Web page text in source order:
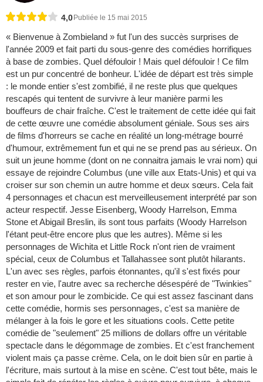
4,0 Publiée le 15 mai 2015
« Bienvenue à Zombieland » fut l'un des succès surprises de
l'année 2009 et fait parti du sous-genre des comédies horrifiques
à base de zombies. Quel défouloir ! Mais quel défouloir ! Ce film
est un pur concentré de bonheur. L'idée de départ est très simple
: le monde entier s'est zombifié, il ne reste plus que quelques
rescapés qui tentent de survivre à leur manière parmi les
bouffeurs de chair fraîche. C'est le traitement de cette idée qui fait
de cette œuvre une comédie absolument géniale. Sous ses airs
de films d'horreurs se cache en réalité un long-métrage bourré
d'humour, extrêmement fun et qui ne se prend pas au sérieux. On
suit un jeune homme (dont on ne connaitra jamais le vrai nom) qui
essaye de rejoindre Columbus (une ville aux Etats-Unis) et qui va
croiser sur son chemin un autre homme et deux sœurs. Cela fait
4 personnages et chacun est merveilleusement interprété par son
acteur respectif. Jesse Eisenberg, Woody Harrelson, Emma
Stone et Abigail Breslin, ils sont tous parfaits (Woody Harrelson
l'étant peut-être encore plus que les autres). Même si les
personnages de Wichita et Little Rock n'ont rien de vraiment
spécial, ceux de Columbus et Tallahassee sont plutôt hilarants.
L'un avec ses règles, parfois étonnantes, qu'il s'est fixés pour
rester en vie, l'autre avec sa recherche désespéré de "Twinkies"
et son amour pour le zombicide. Ce qui est assez fascinant dans
cette comédie, hormis ses personnages, c'est sa manière de
mélanger à la fois le gore et les situations cools. Cette petite
comédie de "seulement" 25 millions de dollars offre un véritable
spectacle dans le dégommage de zombies. Et c'est franchement
violent mais ça passe crème. Cela, on le doit bien sûr en partie à
l'écriture, mais surtout à la mise en scène. C'est tout bête, mais le